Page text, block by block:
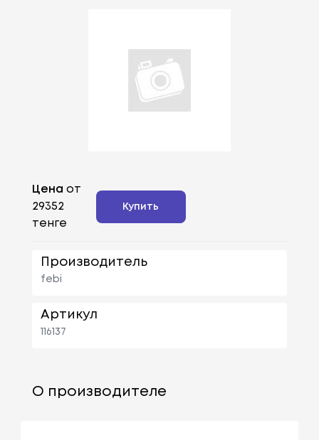
Цена от
29352
тенге
Купить
Производитель
febi
Артикул
116137
О производителе